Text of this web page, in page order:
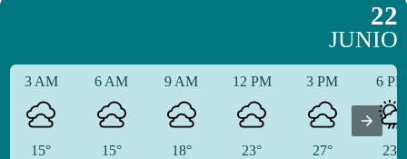
22
JUNIO
3 AM
15°
6 AM
15°
9 AM
18°
12 PM
23°
3 PM
27°
6
23°